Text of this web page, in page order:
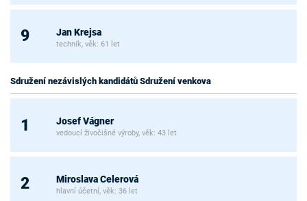
9 Jan Krejsa
technik, věk: 61 let
Sdružení nezávislých kandidátů Sdružení venkova
1 Josef Vágner
vedoucí živočišné výroby, věk: 43 let
2 Miroslava Celerová
hlavní účetní, věk: 36 let